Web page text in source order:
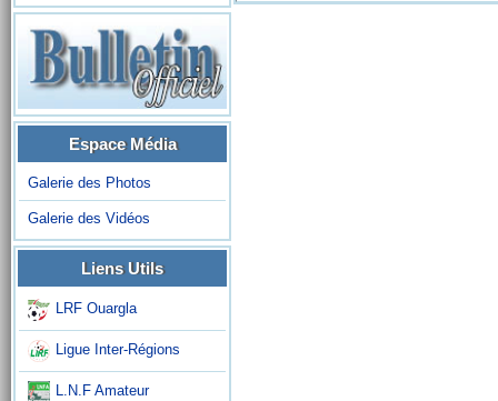
Espace Média
Galerie des Photos
Galerie des Vidéos
Liens Utils
LRF Ouargla
Ligue Inter-Régions
L.N.F Amateur